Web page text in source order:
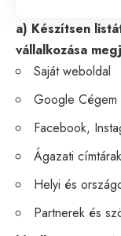
a) Készítsen
vállalkozása
Saját weboldal
Google Cégem
Facebook,
Ágazati
Helyi és
Partnerek és